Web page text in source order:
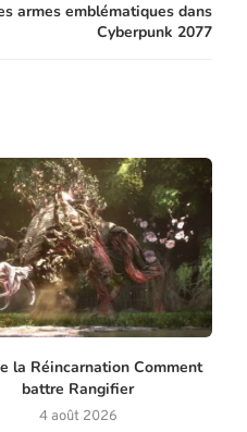
armes emblématiques dans
Cyberpunk 2077
la Réincarnation Comment
battre Rangifier
4 août 2026